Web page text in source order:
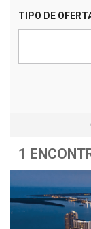
TIPO DE
1